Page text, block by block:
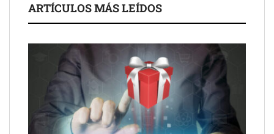
Schaeffler mejora su rentabilidad en el primer semestre de 2026
ARTÍCULOS MÁS LEÍDOS